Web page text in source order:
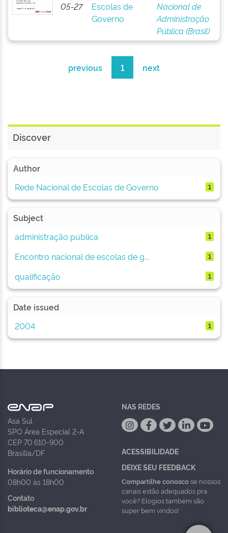
05-27
Escolas de
Governo
Nacional de
Administração
Pública (Brasil)
previous 1 next
Discover
Author
Rede Nacional de Escolas de Governo
1
Subject
administração pública
1
Encontro nacional de escolas de g... 1
qualificação 1
Date issued
2004
1
Asa Sul
SPO Área Especial 2-A
CEP 70.610-900
Brasília/DF
Horário de funcionamento
08h00 às 18h00
Contato
biblioteca@enap.gov.br
NAS REDES
ACESSIBILIDADE
DEIXE SEU FEEDBACK
Compartilhe conoscose nossos
canais estão adequados pra
você? Elogios também são
super bem vindos!